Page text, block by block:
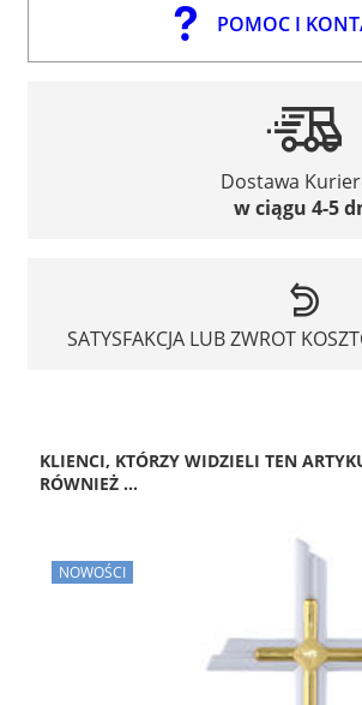
POMOC I
Dostawa
w ciągu 4-5
SATYSFAKCJA LUB ZWROT
KLIENCI, KTÓRZY WIDZIELI TEN
RÓWNIEŻ ...
NOWOŚCI